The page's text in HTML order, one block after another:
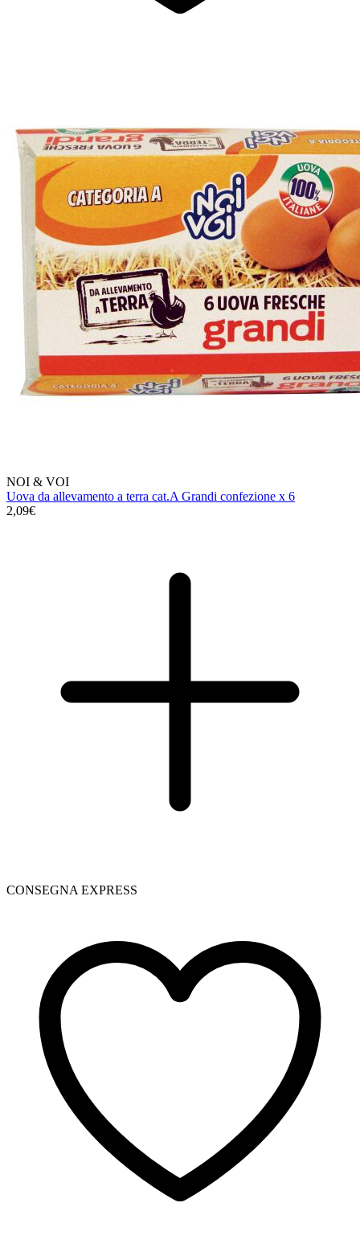
NOI & VOI
Uova da allevamento a terra cat.A Grandi confezione x 6
2,09€
CONSEGNA EXPRESS